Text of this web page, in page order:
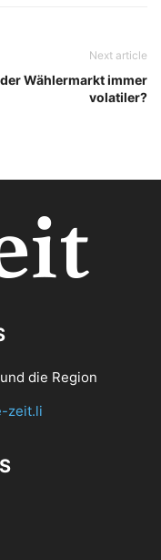
Next article
Wählermarkt immer
volatiler?
die Region
zeit.li